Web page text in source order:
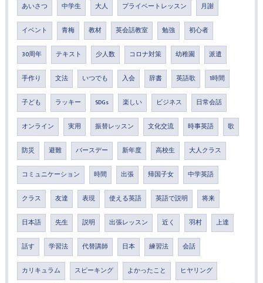
あいさつ 中学生 大人 プライベートレッスン 月謝
イベント 青梅 教材 英会話教室 勉強 初心者
30周年 テキスト 少人数 コロナ対策 幼稚園 派遣
手作り 文法 いつでも 入会 辞書 英語歌 1時間
子ども ラッキー SDGs 楽しい ビジネス 日常会話
オンライン 実用 振替レッスン 文化交流 時事英語 歌
防災 避難 バースデー 新年度 高校生 大人クラス
コミュニケーション 時間 出張 帰国子女 中学英語
クラス 友達 表現 使える英語 英語で説明 将来
日本語 先生 説明 出張レッスン 近く 羽村 上達
話す 学習法 代替講師 日本 練習法 会話
カリキュラム スピーキング よかったこと ヒヤリング